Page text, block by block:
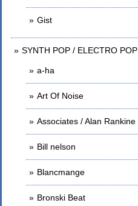
Gist
SYNTH POP / ELECTRO POP
a-ha
Art Of Noise
Associates / Alan Rankine
Bill nelson
Blancmange
Bronski Beat